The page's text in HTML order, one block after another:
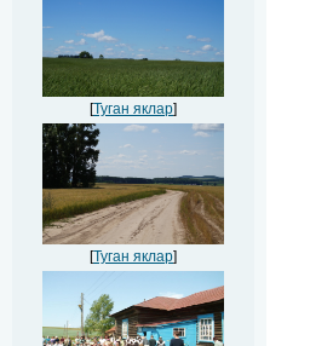
[Туган яклар]
[Туган яклар]